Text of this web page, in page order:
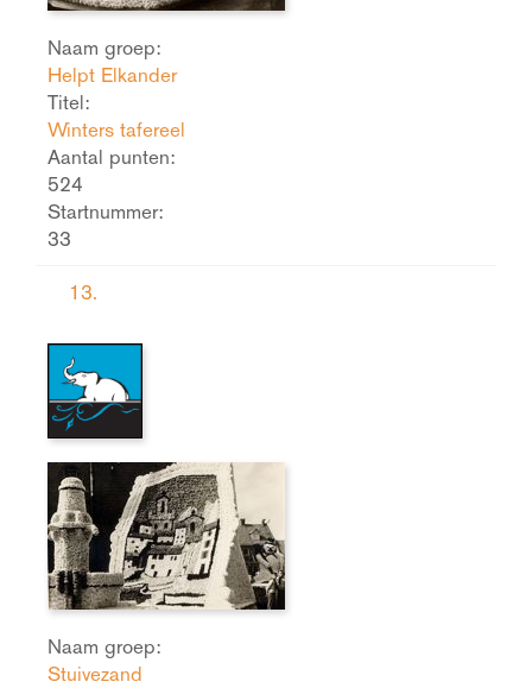
Naam groep:
Helpt Elkander
Titel:
Winters tafereel
Aantal punten:
524
Startnummer:
33
13.
Naam groep:
Stuivezand